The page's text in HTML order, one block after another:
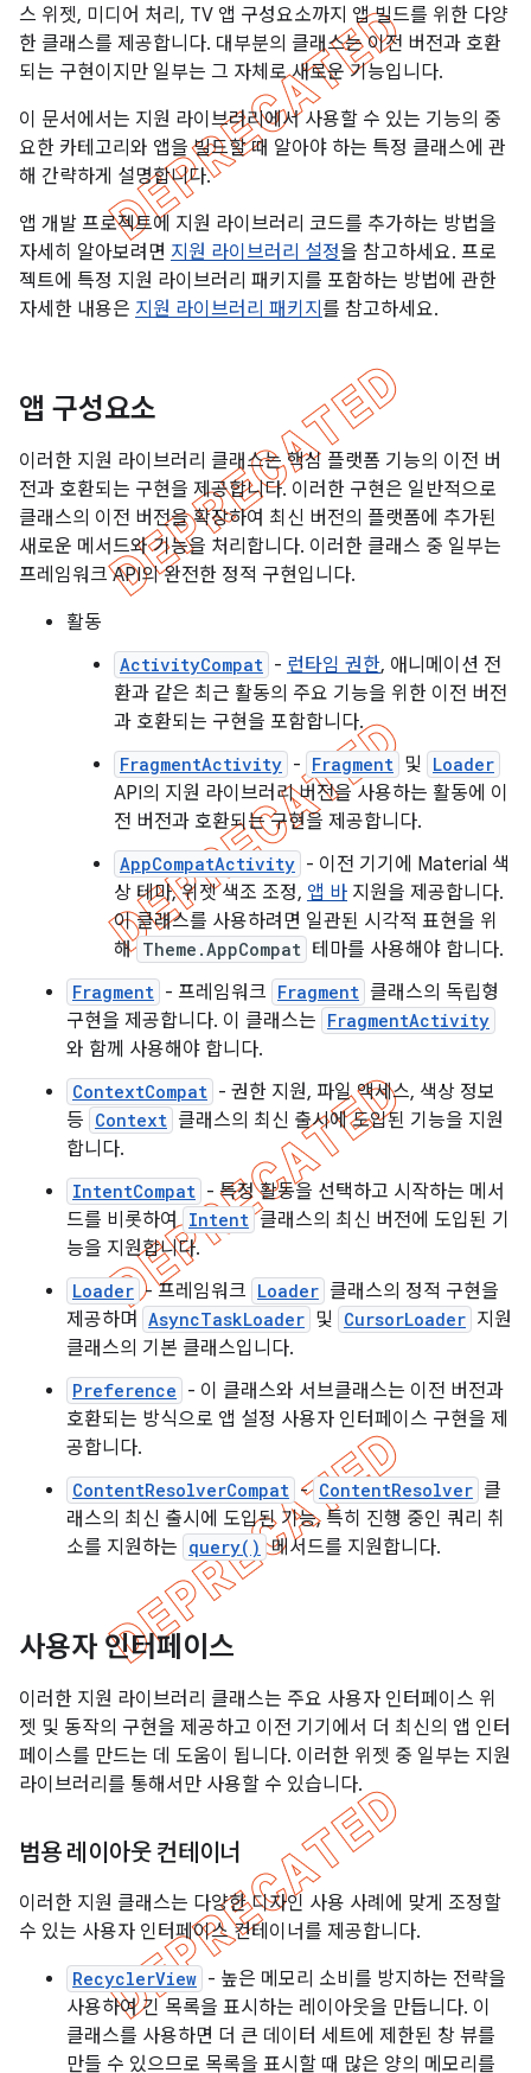
스 위젯, 미디어 처리, TV 앱 구성요소까지 앱 빌드를 위한 다양
한 클래스를 제공합니다. 대부분의 클래스는 이전 버전과 호환
되는 구현이지만 일부는 그 자체로 새로운 기능입니다.
이 문서에서는 지원 라이브러리에서 사용할 수 있는 기능의 중
요한 카테고리와 앱을 빌드할 때 알아야 하는 특정 클래스에 관
해 간략하게 설명합니다.
앱 개발 프로젝트에 지원 라이브러리 코드를 추가하는 방법을
자세히 알아보려면 지원 라이브러리 설정을 참고하세요. 프로
젝트에 특정 지원 라이브러리 패키지를 포함하는 방법에 관한
자세한 내용은 지원 라이브러리 패키지 를 참고하세요.
앱 구성요소
이러한 지원 라이브러리 클래스는 핵심 플랫폼 기능의 이전 버
전과 호환되는 구현을 제공합니다. 이러한 구현은 일반적으로
클래스의 이전 버전을 확장하여 최신 버전의 플랫폼에 추가된
새로운 메서드와 기능을 처리합니다. 이러한 클래스 중 일부는
프레임워크 API의 완전한 정적 구현입니다.
활동
ActivityCompat - 런타임 권한, 애니메이션 전
환과 같은 최근 활동의 주요 기능을 위한 이전 버전
과 호환되는 구현을 포함합니다.
FragmentActivity - Fragment 및 Loader
API의 지원 라이브러리 버전을 사용하는 활동에 이
전 버전과 호환되는 구현을 제공합니다.
AppCompatActivity - 이전 기기에 Material 색
상 테마, 위젯 색조 조정, 앱 바 지원을 제공합니다.
이 클래스를 사용하려면 일관된 시각적 표현을 위
해 Theme.AppCompat 테마를 사용해야 합니다.
Fragment - 프레임워크 Fragment 클래스의 독립형
구현을 제공합니다. 이 클래스는 FragmentActivity
와 함께 사용해야 합니다.
ContextCompat - 권한 지원, 파일 액세스, 색상 정보
등 Context 클래스의 최신 출시에 도입된 기능을 지원
합니다.
IntentCompat - 특정 활동을 선택하고 시작하는 메서
드를 비롯하여 Intent 클래스의 최신 버전에 도입된 기
능을 지원합니다.
Loader - 프레임워크 Loader 클래스의 정적 구현을
제공하며
AsyncTaskLoader 및 CursorLoader 지원
클래스의 기본 클래스입니다.
Preference - 이 클래스와 서브클래스는 이전 버전과
호환되는 방식으로 앱 설정 사용자 인터페이스 구현을 제
공합니다.
ContentResolverCompat - ContentResolver 클
래스의 최신 출시에 도입된 기능, 특히 진행 중인 쿼리 취
소를 지원하는 query() 메서드를 지원합니다.
사용자 인터페이스
이러한 지원 라이브러리 클래스는 주요 사용자 인터페이스 위
젯 및 동작의 구현을 제공하고 이전 기기에서 더 최신의 앱 인터
페이스를 만드는 데 도움이 됩니다. 이러한 위젯 중 일부는 지원
라이브러리를 통해서만 사용할 수 있습니다.
범용 레이아웃 컨테이너
이러한 지원 클래스는 다양한 디자인 사용 사례에 맞게 조정할
수 있는 사용자 인터페이스 컨테이너를 제공합니다.
RecyclerView - 높은 메모리 소비를 방지하는 전략을
사용하여 긴 목록을 표시하는 레이아웃을 만듭니다. 이
클래스를 사용하면 더 큰 데이터 세트에 제한된 창 뷰를
만들 수 있으므로 목록을 표시할 때 많은 양의 메모리를